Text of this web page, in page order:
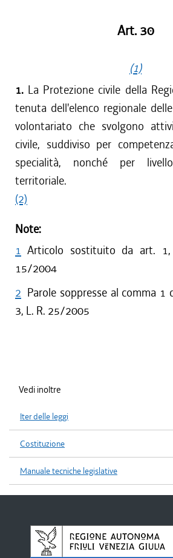
Art. 30
(1)
1. La Protezione civile della
tenuta dell'elenco regionale
volontariato che svolgono
civile, suddiviso per
specialità, nonché per
territoriale.
(2)
Note:
1 Articolo sostituito da art.
15/2004
2 Parole soppresse al comma 1
3, L. R. 25/2005
Vedi inoltre
Iter delle leggi
Costituzione
Manuale tecniche legislative